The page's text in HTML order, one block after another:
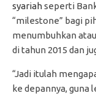
syariahseperti
“milestone” bagi
menumbuhkan
di tahun 2015 dan
“Jadi itulah
ke depannya, guna